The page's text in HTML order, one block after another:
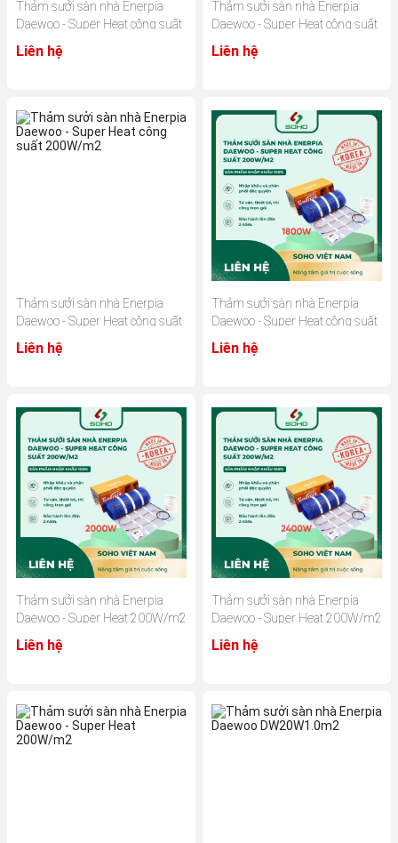
Thảm sưởi sàn nhà Enerpia
Daewoo - Super Heat công suất
200W/m2
Liên hệ
Thảm sưởi sàn nhà Enerpia
Daewoo - Super Heat công suất
200W/m2
Liên hệ
Thảm sưởi sàn nhà Enerpia
Daewoo - Super Heat công suất
200W/m2
Liên hệ
Thảm sưởi sàn nhà Enerpia
Daewoo - Super Heat công suất
200W/m2
Liên hệ
Thảm sưởi sàn nhà Enerpia
Daewoo - Super Heat 200W/m2
Liên hệ
Thảm sưởi sàn nhà Enerpia
Daewoo - Super Heat 200W/m2
Liên hệ